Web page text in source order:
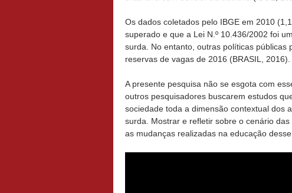
Os dados coletados pelo IBGE em 2010
superado e que a Lei N.º 10.436/2002 foi
surda. No entanto, outras políticas
reservas de vagas de 2016 (BRASIL, 2016).
A presente pesquisa não se esgota com
outros pesquisadores buscarem estudos
sociedade toda a dimensão contextual dos
surda. Mostrar e refletir sobre o cenário
as mudanças realizadas na educação